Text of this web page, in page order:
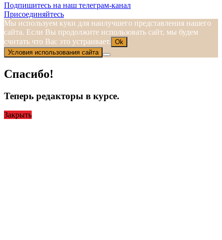
Подпишитесь на наш телеграм-канал
Присоединяйтесь
Мы используем куки для наилучшего представления нашего
сайта. Если Вы продолжите использовать сайт, мы будем
считать что Вас это устраивает. Ok
Условия использования сайта
Спасибо!
Теперь редакторы в курсе.
Закрыть